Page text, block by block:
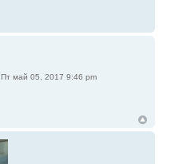
Пт май 05, 2017 9:46 pm